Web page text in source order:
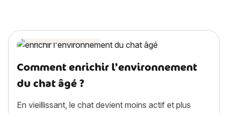
Comment enrichir l’environnement
du chat âgé ?
En vieillissant, le chat devient moins actif et plus